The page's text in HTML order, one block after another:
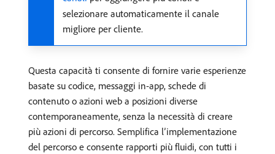
selezionare automaticamente il canale
migliore per cliente.
Questa capacità ti consente di fornire varie esperienze
basate su codice, messaggi in-app, schede di
contenuto o azioni web a posizioni diverse
contemporaneamente, senza la necessità di creare
più azioni di percorso. Semplifica l’implementazione
del percorso e consente rapporti più fluidi, con tutti i